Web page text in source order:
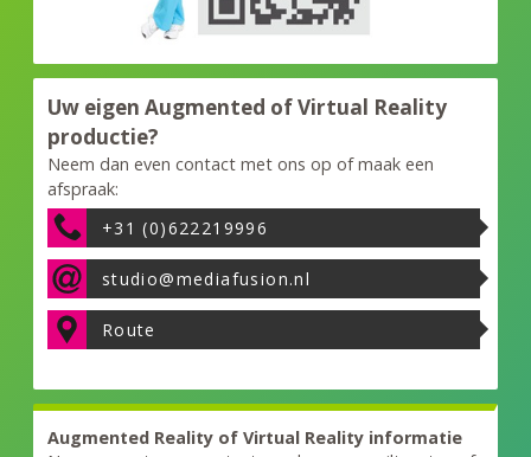
Uw eigen Augmented of Virtual Reality
productie?
Neem dan even contact met ons op of maak een
afspraak:
+31 (0)622219996
studio@mediafusion.nl
Route
Augmented Reality of Virtual Reality informatie